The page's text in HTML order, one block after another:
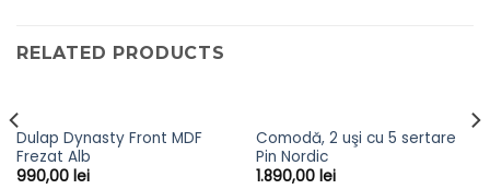
RELATED PRODUCTS
Dulap Dynasty Front MDF
Frezat Alb
990,00 lei
Comodă, 2 uşi cu 5 sertare
Pin Nordic
1.890,00 lei